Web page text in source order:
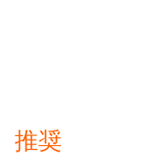
推奨